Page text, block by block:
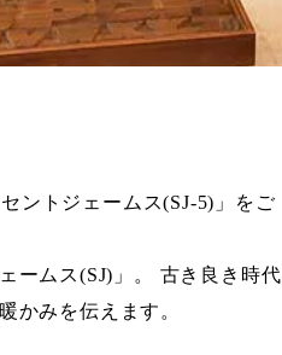
ントジェームス(SJ-5)」をご
ームス(SJ) 」。 古き良き時代
かみを伝えます。